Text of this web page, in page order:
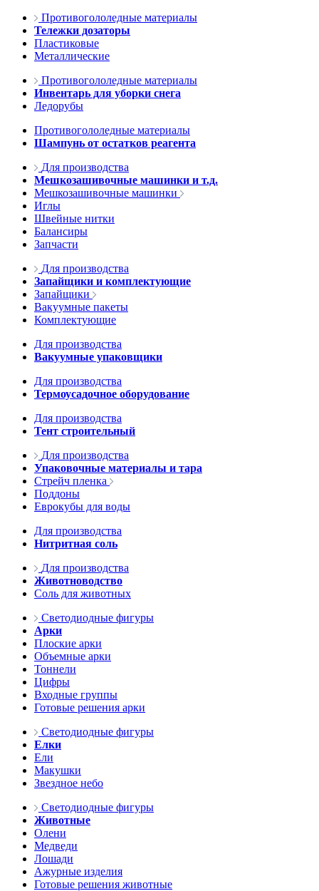
Противогололедные материалы
Тележки дозаторы
Пластиковые
Металлические
Противогололедные материалы
Инвентарь для уборки снега
Ледорубы
Противогололедные материалы
Шампунь от остатков реагента
Для производства
Мешкозашивочные машинки и т.д.
Мешкозашивочные машинки
Иглы
Швейные нитки
Балансиры
Запчасти
Для производства
Запайщики и комплектующие
Запайщики
Вакуумные пакеты
Комплектующие
Для производства
Вакуумные упаковщики
Для производства
Термоусадочное оборудование
Для производства
Тент строительный
Для производства
Упаковочные материалы и тара
Стрейч пленка
Поддоны
Еврокубы для воды
Для производства
Нитритная соль
Для производства
Животноводство
Соль для животных
Светодиодные фигуры
Арки
Плоские арки
Объемные арки
Тоннели
Цифры
Входные группы
Готовые решения арки
Светодиодные фигуры
Елки
Ели
Макушки
Звездное небо
Светодиодные фигуры
Животные
Олени
Медведи
Лошади
Ажурные изделия
Готовые решения животные